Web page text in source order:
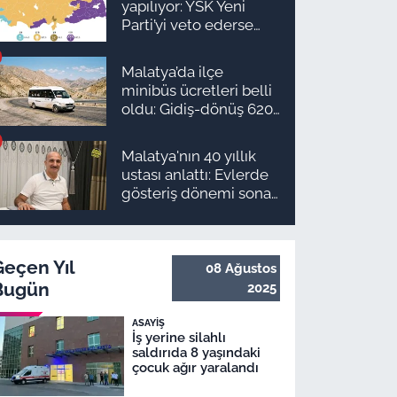
planı
yapılıyor: YSK Yeni
Parti’yi veto ederse
olur?
Malatya’da ilçe
minibüs ücretleri belli
oldu: Gidiş-dönüş 620
Malatya'nın 40 yıllık
ustası anlattı: Evlerde
gösteriş dönemi sona
Yıl
08 Ağustos
2025
ASAYIŞ
İş yerine silahlı
saldırıda 8 yaşındaki
çocuk ağır yaralandı